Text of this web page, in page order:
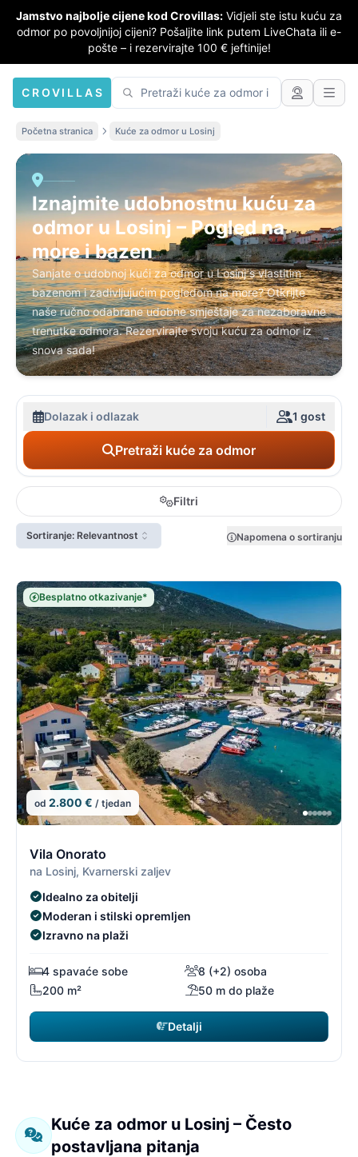
Jamstvo najbolje cijene kod Crovillas: Vidjeli ste istu kuću za
odmor po povoljnijoj cijeni? Pošaljite link putem LiveChata ili e-
pošte – i rezervirajte 100 € jeftinije!
CROVILLAS
Početna stranica Kuće za odmor u Losinj
Iznajmite udobnostnu kuću za
odmor u Losinj – Pogled na
more i bazen
Sanjate o udobnoj kući za odmor u Losinj s vlastitim
bazenom i zadivljujućim pogledom na more? Otkrijte
naše ručno odabrane udobne smještaje za nezaboravne
trenutke odmora. Rezervirajte svoju kuću za odmor iz
snova sada!
Dolazak i odlazak 1 gost
Pretraži kuće za odmor
Filtri
Sortiranje: Relevantnost Napomena o sortiranju
Besplatno otkazivanje*
od 2.800 € / tjedan
Vila Onorato
na Losinj, Kvarnerski zaljev
Idealno za obitelji
Moderan i stilski opremljen
Izravno na plaži
4 spavaće sobe
8 (+2) osoba
200 m²
50 m do plaže
Detalji
Kuće za odmor u Losinj – Često
postavljana pitanja